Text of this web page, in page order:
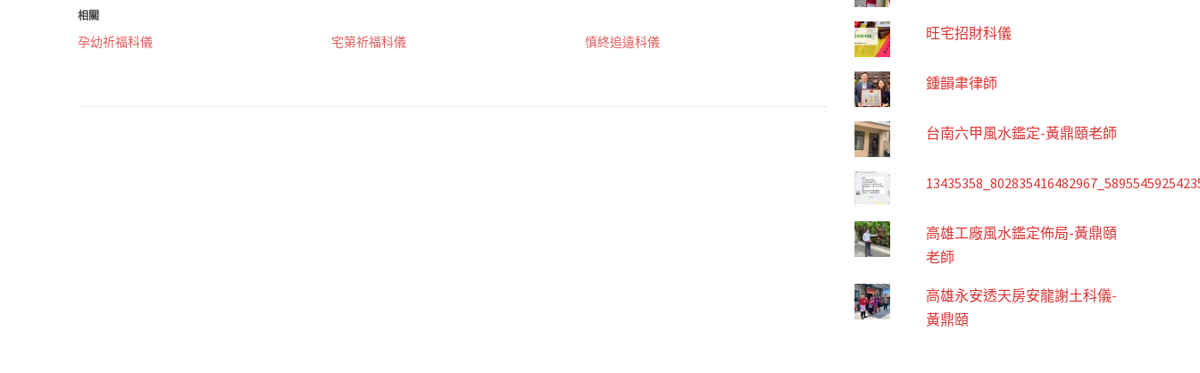
相關
孕幼祈福科儀 宅第祈福科儀 慎終追遠科儀 旺宅招財科儀
鍾韻聿律師
台南六甲風水鑑定-黃鼎頤老師
高雄工廠風水鑑定佈局-黃鼎頤
老師
高雄永安透天房安龍謝土科儀-
黃鼎頤